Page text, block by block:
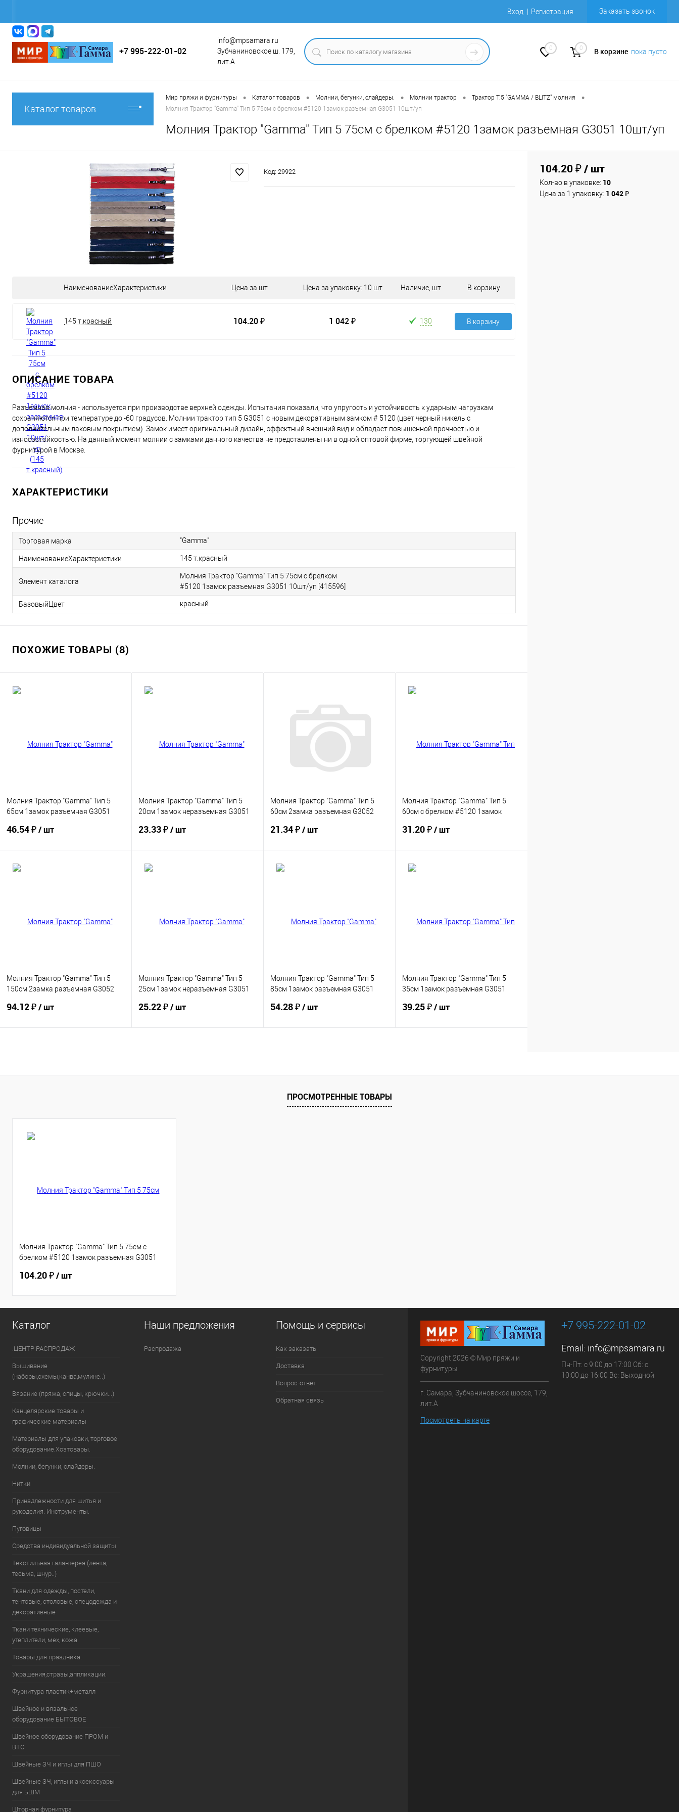
Вход Регистрация Заказать звонок
+7 995-222-01-02
info@mpsamara.ru
Зубчаниновское ш. 179,
лит.А
0 0 В корзине пока пусто
Каталог товаров
Мир пряжи и фурнитуры • Каталог товаров • Молнии, бегунки, слайдеры. • Молнии трактор • Трактор Т.5 "GAMMA / BLITZ" молния •
Молния Трактор "Gamma" Тип 5 75см с брелком #5120 1замок разъемная G3051 10шт/уп
Молния Трактор "Gamma" Тип 5 75см с брелком #5120 1замок разъемная G3051 10шт/уп
Код: 29922
НаименованиеХарактеристики Цена за шт Цена за упаковку: 10 шт Наличие, шт В корзину
145 т.красный 104.20 ₽ 1 042 ₽ 130 В корзину
ОПИСАНИЕ ТОВАРА
Разъемная молния - используется при производстве верхней одежды. Испытания показали, что упругость и устойчивость к ударным нагрузкам
сохраняются при температуре до -60 градусов. Молнии трактор тип 5 G3051 с новым декоративным замком # 5120 (цвет черный никель с
дополнительным лаковым покрытием). Замок имеет оригинальный дизайн, эффектный внешний вид и обладает повышенной прочностью и
износостойкостью. На данный момент молнии с замками данного качества не представлены ни в одной оптовой фирме, торгующей швейной
фурнитурой в Москве.
ХАРАКТЕРИСТИКИ
Прочие
Торговая марка "Gamma"
НаименованиеХарактеристики 145 т.красный
Элемент каталога
Молния Трактор "Gamma" Тип 5 75см с брелком
#5120 1замок разъемная G3051 10шт/уп [415596]
БазовыйЦвет красный
ПОХОЖИЕ ТОВАРЫ (8)
Молния Трактор "Gamma" Тип 5
65см 1замок разъемная G3051
46.54 ₽/ шт
Молния Трактор "Gamma" Тип 5
20см 1замок неразъемная G3051
23.33 ₽/ шт
Молния Трактор "Gamma" Тип 5
60см 2замка разъемная G3052
21.34 ₽/ шт
Молния Трактор "Gamma" Тип 5
60см с брелком #5120 1замок
31.20 ₽/ шт
Молния Трактор "Gamma" Тип 5
150см 2замка разъемная G3052
94.12 ₽/ шт
В избранное
Молния Трактор "Gamma" Тип 5
25см 1замок неразъемная G3051
25.22 ₽/ шт
В избранное
Молния Трактор "Gamma" Тип 5
85см 1замок разъемная G3051
54.28 ₽/ шт
В избранное
Молния Трактор "Gamma" Тип 5
35см 1замок разъемная G3051
39.25 ₽/ шт
В избранное
104.20 ₽/ шт
Кол-во в упаковке: 10
Цена за 1 упаковку: 1 042 ₽
ПРОСМОТРЕННЫЕ ТОВАРЫ
Молния Трактор "Gamma" Тип 5 75см с
брелком #5120 1замок разъемная G3051
104.20 ₽/ шт
Каталог
.ЦЕНТР РАСПРОДАЖ
Вышивание
(наборы,схемы,канва,мулине..)
Вязание (пряжа, спицы, крючки...)
Канцелярские товары и
графические материалы
Материалы для упаковки, торговое
оборудование.Хозтовары.
Молнии, бегунки, слайдеры.
Нитки
Принадлежности для шитья и
рукоделия. Инструменты.
Пуговицы
Средства индивидуальной защиты
Текстильная галантерея (лента,
тесьма, шнур..)
Ткани для одежды, постели,
тентовые, столовые, спецодежда и
декоративные
Ткани технические, клеевые,
утеплители, мех, кожа.
Товары для праздника.
Украшения,стразы,аппликации.
Фурнитура пластик+металл
Швейное и вязальное
оборудование БЫТОВОЕ
Швейное оборудование ПРОМ и
ВТО
Швейные ЗЧ и иглы для ПШО
Швейные ЗЧ, иглы и аксекссуары
для БШМ
Шторная фурнитура
Наши предложения
Распродажа
Помощь и сервисы
Как заказать
Доставка
Вопрос-ответ
Обратная связь
Copyright 2026 © Мир пряжи и
фурнитуры
г. Самара, Зубчаниновское шоссе, 179,
лит.А
Посмотреть на карте
+7 995-222-01-02
Email: info@mpsamara.ru
Пн-Пт: с 9:00 до 17:00 Сб: с
10:00 до 16:00 Вс: Выходной